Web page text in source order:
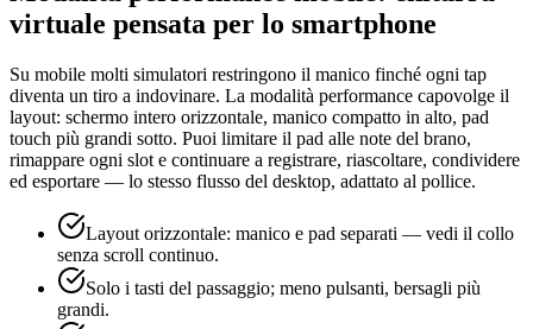
virtuale pensata per lo smartphone
Su mobile molti simulatori restringono il manico finché ogni tap
diventa un tiro a indovinare. La modalità performance capovolge il
layout: schermo intero orizzontale, manico compatto in alto, pad
touch più grandi sotto. Puoi limitare il pad alle note del brano,
rimappare ogni slot e continuare a registrare, riascoltare, condividere
ed esportare — lo stesso flusso del desktop, adattato al pollice.
Layout orizzontale: manico e pad separati — vedi il collo
senza scroll continuo.
Solo i tasti del passaggio; meno pulsanti, bersagli più
grandi.